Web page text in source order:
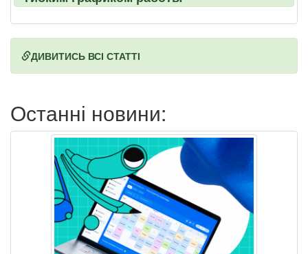
ДИВИТИСЬ ВСІ СТАТТІ
Останні новини: